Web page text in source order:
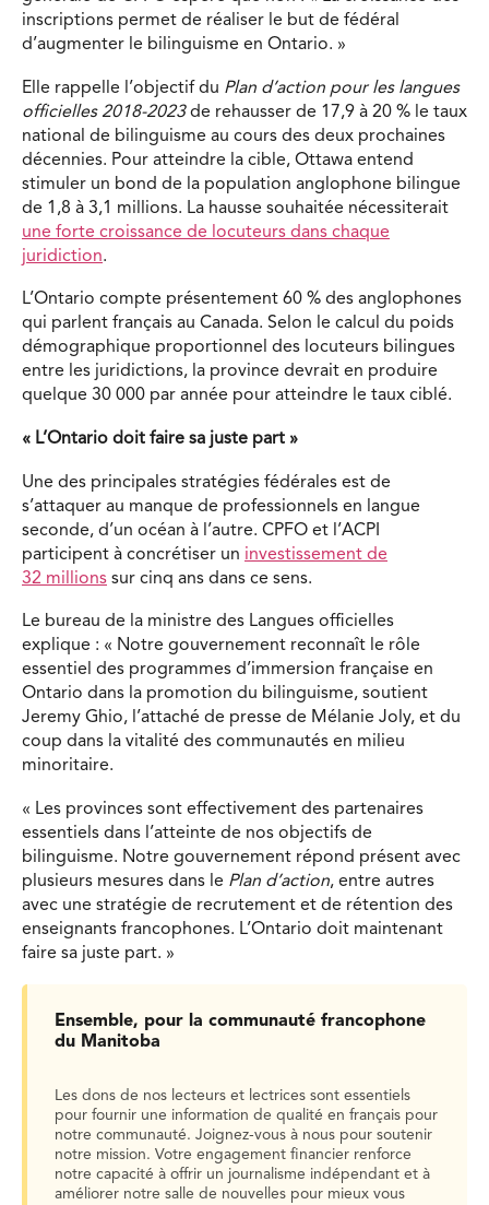
inscriptions permet de réaliser le but de fédéral
d’augmenter le bilinguisme en Ontario. »
Elle rappelle l’objectif du Plan d’action pour les langues
officielles 2018-2023de rehausser de 17,9 à 20 % le taux
national de bilinguisme au cours des deux prochaines
décennies. Pour atteindre la cible, Ottawa entend
stimuler un bond de la population anglophone bilingue
de 1,8 à 3,1 millions. La hausse souhaitée nécessiterait
une forte croissance de locuteurs dans chaque
juridiction.
L’Ontario compte présentement 60 % des anglophones
qui parlent français au Canada. Selon le calcul du poids
démographique proportionnel des locuteurs bilingues
entre les juridictions, la province devrait en produire
quelque 30 000 par année pour atteindre le taux ciblé.
« L’Ontario doit faire sa juste part »
Une des principales stratégies fédérales est de
s’attaquer au manque de professionnels en langue
seconde, d’un océan à l’autre. CPFO et l’ACPI
participent à concrétiser un investissement de
32 millions sur cinq ans dans ce sens.
Le bureau de la ministre des Langues officielles
explique : « Notre gouvernement reconnaît le rôle
essentiel des programmes d’immersion française en
Ontario dans la promotion du bilinguisme, soutient
Jeremy Ghio, l’attaché de presse de Mélanie Joly, et du
coup dans la vitalité des communautés en milieu
minoritaire.
« Les provinces sont effectivement des partenaires
essentiels dans l’atteinte de nos objectifs de
bilinguisme. Notre gouvernement répond présent avec
plusieurs mesures dans le Plan d’action, entre autres
avec une stratégie de recrutement et de rétention des
enseignants francophones. L’Ontario doit maintenant
faire sa juste part. »
Ensemble, pour la communauté francophone
du Manitoba
Les dons de nos lecteurs et lectrices sont essentiels
pour fournir une information de qualité en français pour
notre communauté. Joignez-vous à nous pour soutenir
notre mission. Votre engagement financier renforce
notre capacité à offrir un journalisme indépendant et à
améliorer notre salle de nouvelles pour mieux vous